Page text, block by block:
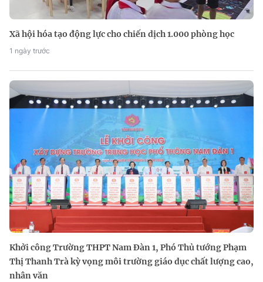
Xã hội hóa tạo động lực cho chiến dịch 1.000 phòng học
1 ngày trước
Khởi công Trường THPT Nam Đàn 1, Phó Thủ tướng Phạm
Thị Thanh Trà kỳ vọng môi trường giáo dục chất lượng cao,
nhân văn